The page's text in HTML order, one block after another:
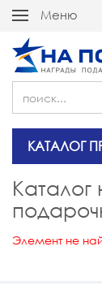
Меню
КАТАЛОГ
Каталог
Элемент не